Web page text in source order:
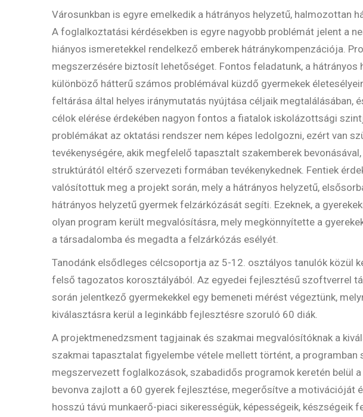
Városunkban is egyre emelkedik a hátrányos helyzetű, halmozottan
A foglalkoztatási kérdésekben is egyre nagyobb problémát jelent a
hiányos ismeretekkel rendelkező emberek hátránykompenzációja.
megszerzésére biztosít lehetőséget. Fontos feladatunk, a hátrányos
különböző hátterű számos problémával küzdő gyermekek
feltárása által helyes iránymutatás nyújtása céljaik megtalálásában,
célok elérése érdekében nagyon fontos a fiatalok iskolázottsági
problémákat az oktatási rendszer nem képes ledolgozni, ezért van
tevékenységére, akik megfelelő tapasztalt szakemberek
struktúrától eltérő szervezeti formában tevékenykednek. Fentiek
valósítottuk meg a projekt során, mely a hátrányos helyzetű,
hátrányos helyzetű gyermek felzárkózását segíti. Ezeknek, a
olyan program került megvalósításra, mely megkönnyítette a
a társadalomba és megadta a felzárkózás esélyét.
Tanodánk elsődleges célcsoportja az 5-12. osztályos tanulók közül
felső tagozatos korosztályából. Az egyedei fejlesztésű szoftverrel
során jelentkező gyermekekkel egy bemeneti mérést végeztünk,
kiválasztásra kerül a leginkább fejlesztésre szoruló 60 diák.
A projektmenedzsment tagjainak és szakmai megvalósítóknak a
szakmai tapasztalat figyelembe vétele mellett történt, a programban
megszervezett foglalkozások, szabadidős programok keretén belül
bevonva zajlott a 60 gyerek fejlesztése, megerősítve a motivációját
hosszú távú munkaerő-piaci sikerességük, képességeik, készségeik